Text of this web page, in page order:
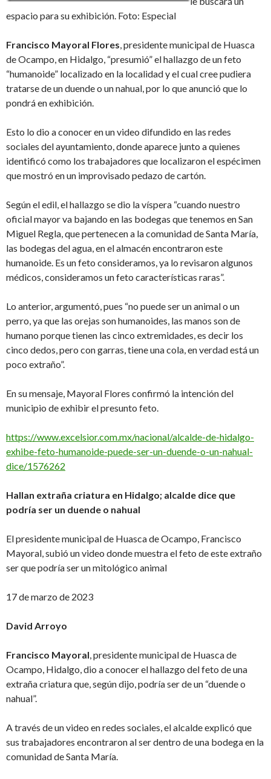
espacio para su exhibición. Foto: Especial
Francisco Mayoral Flores, presidente municipal de Huasca
de Ocampo, en Hidalgo, “presumió” el hallazgo de un feto
“humanoide” localizado en la localidad y el cual cree pudiera
tratarse de un duende o un nahual, por lo que anunció que lo
pondrá en exhibición.
Esto lo dio a conocer en un video difundido en las redes
sociales del ayuntamiento, donde aparece junto a quienes
identificó como los trabajadores que localizaron el espécimen
que mostró en un improvisado pedazo de cartón.
Según el edil, el hallazgo se dio la víspera “cuando nuestro
oficial mayor va bajando en las bodegas que tenemos en San
Miguel Regla, que pertenecen a la comunidad de Santa María,
las bodegas del agua, en el almacén encontraron este
humanoide. Es un feto consideramos, ya lo revisaron algunos
médicos, consideramos un feto características raras”.
Lo anterior, argumentó, pues “no puede ser un animal o un
perro, ya que las orejas son humanoides, las manos son de
humano porque tienen las cinco extremidades, es decir los
cinco dedos, pero con garras, tiene una cola, en verdad está un
poco extraño”.
En su mensaje, Mayoral Flores confirmó la intención del
municipio de exhibir el presunto feto.
https://www.excelsior.com.mx/nacional/alcalde-de-hidalgo-
exhibe-feto-humanoide-puede-ser-un-duende-o-un-nahual-
dice/1576262
Hallan extraña criatura en Hidalgo; alcalde dice que
podría ser un duende o nahual
El presidente municipal de Huasca de Ocampo, Francisco
Mayoral, subió un video donde muestra el feto de este extraño
ser que podría ser un mitológico animal
17 de marzo de 2023
David Arroyo
Francisco Mayoral, presidente municipal de Huasca de
Ocampo, Hidalgo, dio a conocer el hallazgo del feto de una
extraña criatura que, según dijo, podría ser de un “duende o
nahual”.
A través de un video en redes sociales, el alcalde explicó que
sus trabajadores encontraron al ser dentro de una bodega en la
comunidad de Santa María.